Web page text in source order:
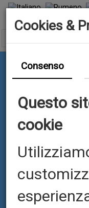
Cookies &
Consenso
Questo
cookie